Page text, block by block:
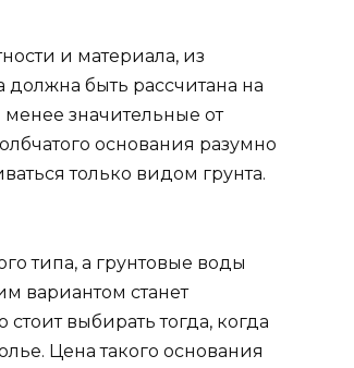
и материала, из
должна быть рассчитана на
значительные от
основания разумно
только видом грунта.
типа, а грунтовые воды
вариантом станет
выбирать тогда, когда
Цена такого основания